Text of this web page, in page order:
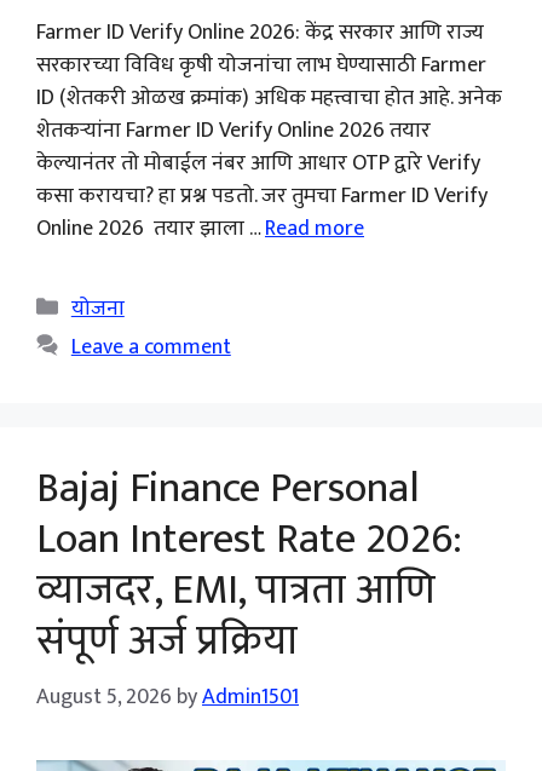
Farmer ID Verify Online 2026: केंद्र सरकार आणि राज्य
सरकारच्या विविध कृषी योजनांचा लाभ घेण्यासाठी Farmer
ID (शेतकरी ओळख क्रमांक) अधिक महत्त्वाचा होत आहे. अनेक
शेतकऱ्यांना Farmer ID Verify Online 2026 तयार
केल्यानंतर तो मोबाईल नंबर आणि आधार OTP द्वारे Verify
कसा करायचा? हा प्रश्न पडतो. जर तुमचा Farmer ID Verify
Online 2026 तयार झाला …Read more
Categories
योजना
Leave a comment
Bajaj Finance Personal
Loan Interest Rate 2026:
व्याजदर, EMI, पात्रता आणि
संपूर्ण अर्ज प्रक्रिया
August 5, 2026 byAdmin1501